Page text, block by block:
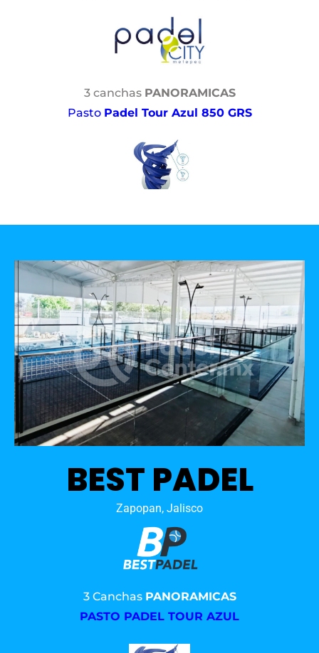
3 canchas PANORAMICAS
Pasto Padel Tour Azul 850 GRS
BEST PADEL
Zapopan, Jalisco
3 Canchas PANORAMICAS
PASTO PADEL TOUR AZUL